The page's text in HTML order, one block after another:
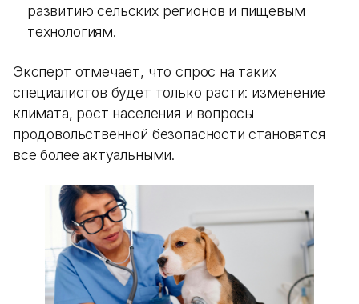
развитию сельских регионов и пищевым
технологиям.
Эксперт отмечает, что спрос на таких
специалистов будет только расти: изменение
климата, рост населения и вопросы
продовольственной безопасности становятся
все более актуальными.